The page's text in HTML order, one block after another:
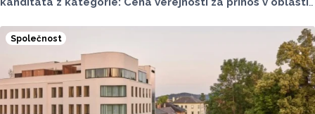
v Přerově, která má nominaci v kategorii: Významný počin
v ochraně životního prostředí - právnická osoba.
Společnost